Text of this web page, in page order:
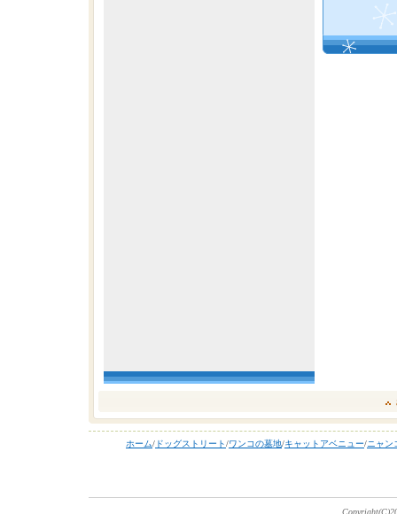
ホーム/ ドッグストリート/ワンコの墓地/キャットアベニュー/ニャン